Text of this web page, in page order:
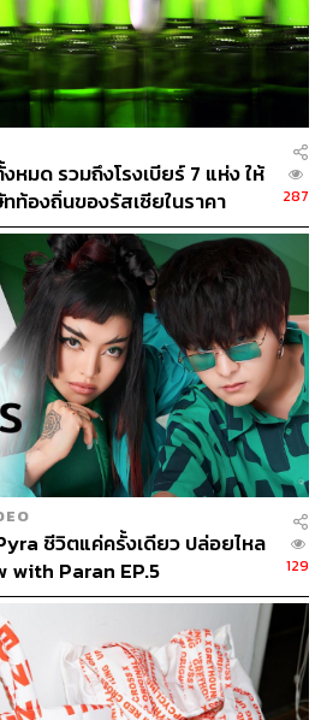
หมด รวมถึงโรงเบียร์ 7 แห่ง ให้
องถิ่นของรัสเซียในราคา
287
ชีวิตแค่ครั้งเดียว ปล่อยไหล
with Paran EP.5
129